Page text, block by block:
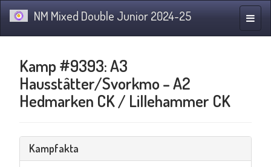
NM Mixed Double Junior 2024-25
Kamp #9393: A3
Hausstâtter/Svorkmo – A2
Hedmarken CK / Lillehammer CK
Kampfakta